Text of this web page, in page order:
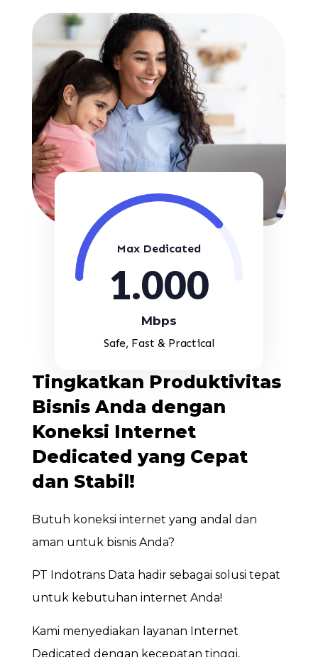
1.000
Mbps
Safe, Fast & Practical
Tingkatkan Produktivitas
Bisnis Anda dengan
Koneksi Internet
Dedicated yang Cepat
dan Stabil!
Butuh koneksi internet yang andal dan
PT Indotrans Data hadir sebagai solusi tepat
Kami menyediakan layanan Internet